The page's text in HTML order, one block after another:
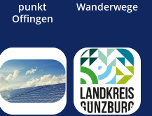
punkt
Offingen
Wanderwege